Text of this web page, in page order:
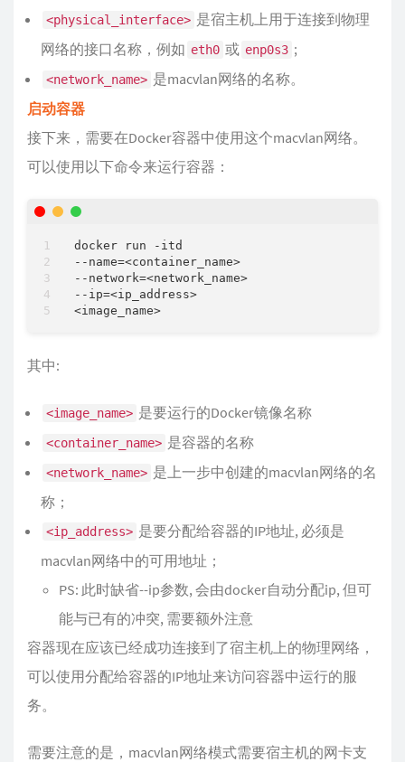
<physical_interface> 是宿主机上用于连接到物理
网络的接口名称，例如 eth0 或 enp0s3 ;
<network_name> 是macvlan网络的名称。
启动容器
接下来，需要在Docker容器中使用这个macvlan网络。
可以使用以下命令来运行容器：
docker run -itd
--name=<container_name>
--network=<network_name>
--ip=<ip_address>
其中:
<image_name> 是要运行的Docker镜像名称
<container_name> 是容器的名称
<network_name> 是上一步中创建的macvlan网络的名
称；
<ip_address> 是要分配给容器的IP地址, 必须是
macvlan网络中的可用地址；
PS: 此时缺省--ip参数, 会由docker自动分配ip, 但可
能与已有的冲突, 需要额外注意
容器现在应该已经成功连接到了宿主机上的物理网络，
可以使用分配给容器的IP地址来访问容器中运行的服
务。
需要注意的是，macvlan网络模式需要宿主机的网卡支